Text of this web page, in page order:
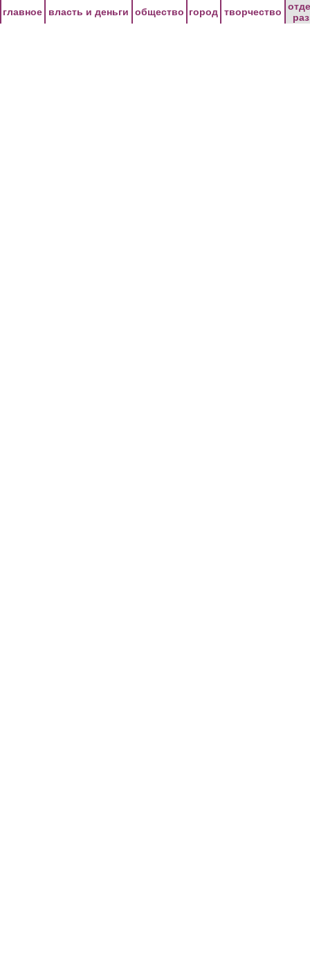
главное власть и деньги общество город творчество